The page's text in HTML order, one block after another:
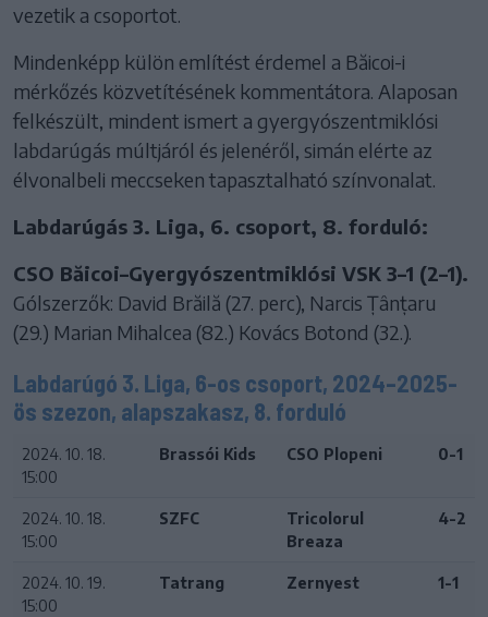
vezetik a csoportot.
Mindenképp külön említést érdemel a Băicoi-i
mérkőzés közvetítésének kommentátora. Alaposan
felkészült, mindent ismert a gyergyószentmiklósi
labdarúgás múltjáról és jelenéről, simán elérte az
élvonalbeli meccseken tapasztalható színvonalat.
Labdarúgás 3. Liga, 6. csoport, 8. forduló:
CSO Băicoi–Gyergyószentmiklósi VSK 3–1 (2–1).
Gólszerzők: David Brăilă (27. perc), Narcis Țânțaru
(29.) Marian Mihalcea (82.) Kovács Botond (32.).
Labdarúgó 3. Liga, 6-os csoport, 2024–2025-
ös szezon, alapszakasz, 8. forduló
2024. 10. 18.
15:00
Brassói Kids CSO Plopeni 0-1
2024. 10. 18.
15:00
SZFC
Tricolorul
Breaza
4-2
2024. 10. 19.
15:00
Tatrang Zernyest 1-1